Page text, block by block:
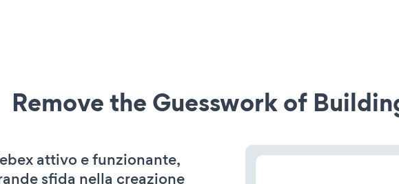
Remove the Guesswork of
attivo e funzionante,
sfida nella creazione